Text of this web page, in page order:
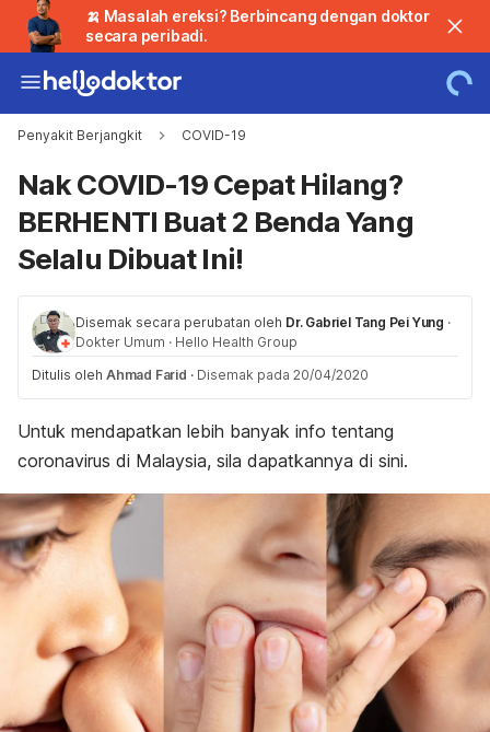
🍌 Masalah ereksi? Berbincang dengan doktor
secara peribadi.
Penyakit Berjangkit COVID-19
Nak COVID-19 Cepat Hilang?
BERHENTI Buat 2 Benda Yang
Selalu Dibuat Ini!
Disemak secara perubatan oleh Dr. Gabriel Tang Pei Yung ·
Dokter Umum · Hello Health Group
Ditulis oleh Ahmad Farid · Disemak pada 20/04/2020
Untuk mendapatkan lebih banyak info tentang
coronavirus di Malaysia, sila dapatkannya di sini.